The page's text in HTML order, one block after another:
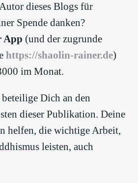
dieses Blogs für
Spende danken?
App (und der zugrunde
https://shaolin-rainer.de)
im Monat.
Dich an den
dieser Publikation. Deine
helfen, die wichtige Arbeit,
leisten, auch